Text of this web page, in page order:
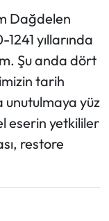
Dağdelen
yıllarında
Şu anda dört
tarih
unutulmaya yüz
eserin yetkililer
restore